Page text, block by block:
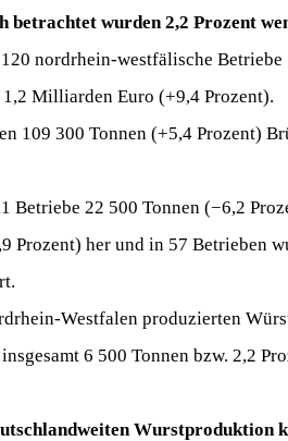
betrachtet wurden 2,2 Prozent
nordrhein-westfälische
Milliarden Euro (+9,4 Prozent).
109 300 Tonnen (+5,4 Prozent)
Betriebe 22 500 Tonnen (−6,2
Prozent) her und in 57 Betrieben
Westfalen produzierten
6 500 Tonnen bzw. 2,2
Wurstproduktion